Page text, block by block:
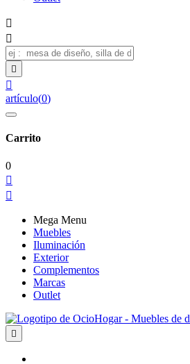




artículo(0)
Carrito
0


Mega Menu
Muebles
Iluminación
Exterior
Complementos
Marcas
Outlet
